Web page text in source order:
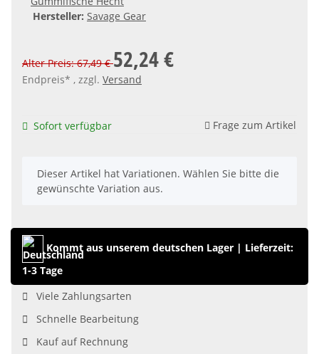
Hersteller: Savage Gear
Alter Preis: 67,49 €52,24 €
Endpreis* , zzgl. Versand
Sofort verfügbar Frage zum Artikel
x
Dieser Artikel hat Variationen. Wählen Sie bitte die
gewünschte Variation aus.
Kommt aus unserem deutschen Lager | Lieferzeit:
1-3 Tage
Viele Zahlungsarten
Schnelle Bearbeitung
Kauf auf Rechnung